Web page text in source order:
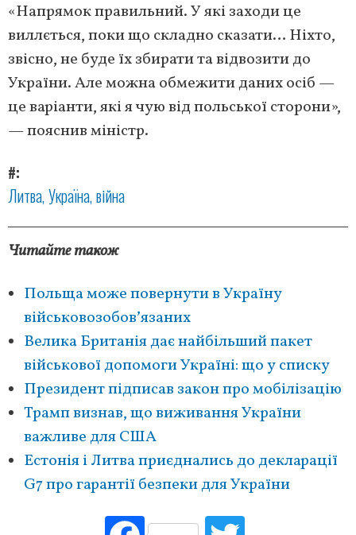
«Напрямок правильний. У які заходи це
виллється, поки що складно сказати… Ніхто,
звісно, не буде їх збирати та відвозити до
України. Але можна обмежити даних осіб —
це варіанти, які я чую від польської сторони»,
— пояснив міністр.
#
Литва Україна війна
Читайте також
Польща може повернути в Україну
військовозобовʼязаних
Велика Британія дає найбільший пакет
військової допомоги Україні: що у списку
Президент підписав закон про мобілізацію
Трамп визнав, що виживання України
важливе для США
Естонія і Литва приєднались до декларації
G7 про гарантії безпеки для України